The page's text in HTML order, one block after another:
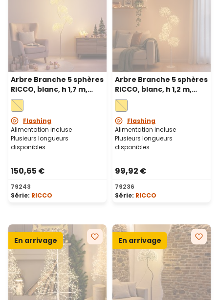
Arbre Branche 5 sphères
RICCO, blanc, h 1,7 m,
1800 microled blanc
chaud, intérieur
Flashing
Alimentation incluse
Plusieurs longueurs
disponibles
150,65 €
79243
Série: RICCO
Arbre Branche 5 sphères
RICCO, blanc, h 1,2 m,
1200 microled blanc
chaud, intérieur
Flashing
Alimentation incluse
Plusieurs longueurs
disponibles
99,92 €
79236
Série: RICCO
En arrivage En arrivage